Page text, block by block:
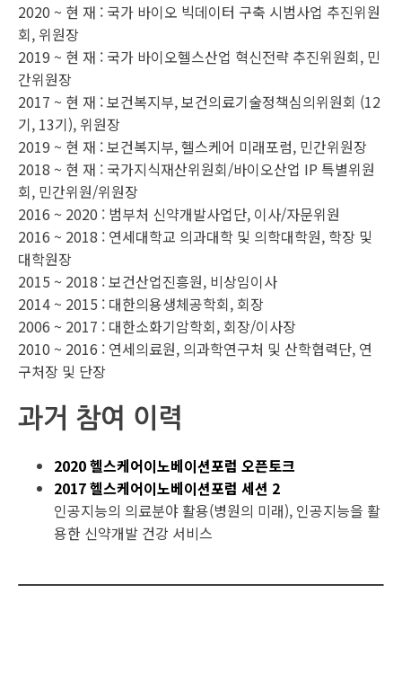
2020 ~ 현 재 : 국가 바이오 빅데이터 구축 시범사업 추진위원
회, 위원장
2019 ~ 현 재 : 국가 바이오헬스산업 혁신전략 추진위원회, 민
간위원장
2017 ~ 현 재 : 보건복지부, 보건의료기술정책심의위원회 (12
기, 13기), 위원장
2019 ~ 현 재 : 보건복지부, 헬스케어 미래포럼, 민간위원장
2018 ~ 현 재 : 국가지식재산위원회/바이오산업 IP 특별위원
회, 민간위원/위원장
2016 ~ 2020 : 범부처 신약개발사업단, 이사/자문위원
2016 ~ 2018 : 연세대학교 의과대학 및 의학대학원, 학장 및
대학원장
2015 ~ 2018 : 보건산업진흥원, 비상임이사
2014 ~ 2015 : 대한의용생체공학회, 회장
2006 ~ 2017 : 대한소화기암학회, 회장/이사장
2010 ~ 2016 : 연세의료원, 의과학연구처 및 산학협력단, 연
구처장 및 단장
과거 참여 이력
2020 헬스케어이노베이션포럼 오픈토크
2017 헬스케어이노베이션포럼 세션 2
인공지능의 의료분야 활용(병원의 미래), 인공지능을 활
용한 신약개발 건강 서비스